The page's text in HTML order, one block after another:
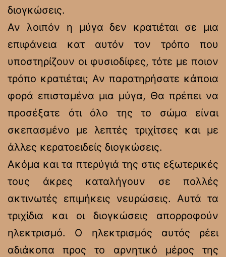
διογκώσεις.
Αν λοιπόν η μύγα δεν κρατιέται σε μια
επιφάνεια κατ αυτόν τον τρόπο που
υποστηρίζουν οι φυσιοδίφες, τότε με ποιον
τρόπο κρατιέται; Αν παρατηρήσατε κάποια
φορά επισταμένα μια μύγα, Θα πρέπει να
προσέξατε ότι όλο της το σώμα είναι
σκεπασμένο με λεπτές τριχίτσες και με
άλλες κερατοειδείς διογκώσεις.
Ακόμα και τα πτερύγιά της στις εξωτερικές
τους άκρες καταλήγουν σε πολλές
ακτινωτές επιμήκεις νευρώσεις. Αυτά τα
τριχίδια και οι διογκώσεις απορροφούν
ηλεκτρισμό. Ο ηλεκτρισμός αυτός ρέει
αδιάκοπα προς το αρνητικό μέρος της